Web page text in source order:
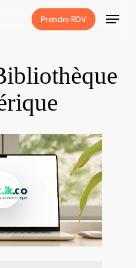
Prendre RDV Menu
Play Video